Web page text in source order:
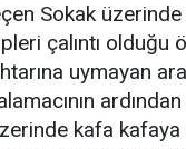
Sokak
çalıntı olduğu
uymayan
kafa